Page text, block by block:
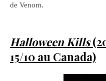
de Venom.
Halloween Kills
15/10 au Canada)